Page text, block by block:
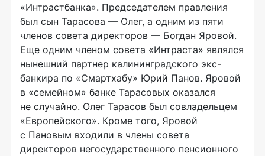
«Интрастбанка». Председателем правления
был сын Тарасова — Олег, а одним из пяти
членов совета директоров — Богдан Яровой.
Еще одним членом совета «Интраста» являлся
нынешний партнер калининградского экс-
банкира по «Смартхабу» Юрий Панов. Яровой
в «семейном» банке Тарасовых оказался
не случайно. Олег Тарасов был совладельцем
«Европейского». Кроме того, Яровой
с Пановым входили в члены совета
директоров негосударственного пенсионного